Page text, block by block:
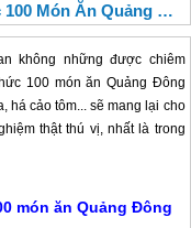
Món Ăn Quảng Đông
không những được chiêm
100 món ăn Quảng Đông
há cảo tôm... sẽ mang lại cho
thật thú vị, nhất là trong
món ăn Quảng Đông